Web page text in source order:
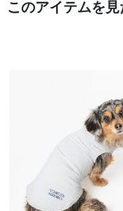
このアイテムを